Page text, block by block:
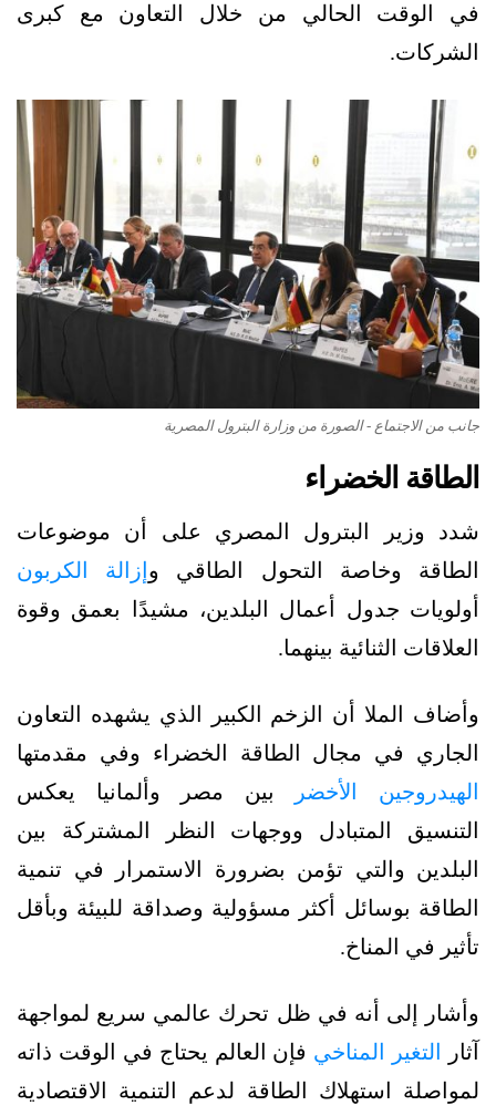
في الوقت الحالي من خلال التعاون مع كبرى
الشركات.
جانب من الاجتماع - الصورة من وزارة البترول المصرية
الطاقة الخضراء
شدد وزير البترول المصري على أن موضوعات
الطاقة وخاصة التحول الطاقي و إزالة الكربون
أولويات جدول أعمال البلدين، مشيدًا بعمق وقوة
العلاقات الثنائية بينهما.
وأضاف الملا أن الزخم الكبير الذي يشهده التعاون
الجاري في مجال الطاقة الخضراء وفي مقدمتها
الهيدروجين الأخضر
بين مصر وألمانيا يعكس
التنسيق المتبادل ووجهات النظر المشتركة بين
البلدين والتي تؤمن بضرورة الاستمرار في تنمية
الطاقة بوسائل أكثر مسؤولية وصداقة للبيئة وبأقل
تأثير في المناخ.
وأشار إلى أنه في ظل تحرك عالمي سريع لمواجهة
آثار
التغير المناخي فإن العالم يحتاج في الوقت ذاته
لمواصلة استهلاك الطاقة لدعم التنمية الاقتصادية